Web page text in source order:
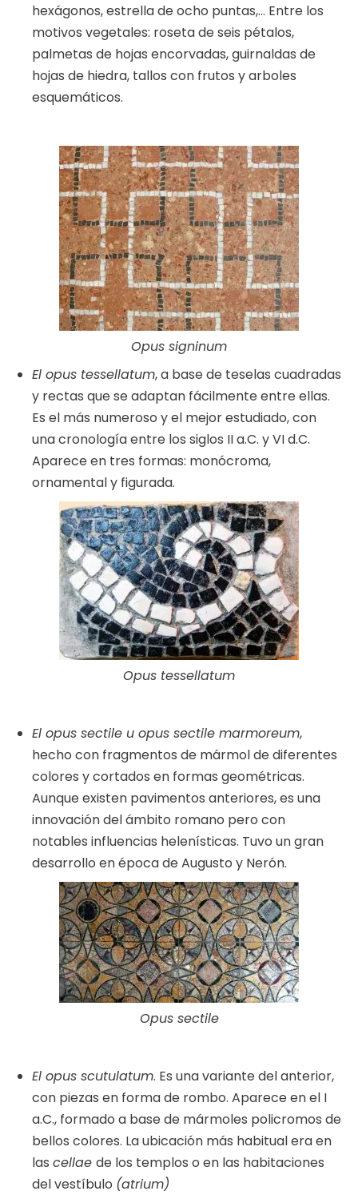
hexágonos, estrella de ocho puntas,… Entre los
motivos vegetales: roseta de seis pétalos,
palmetas de hojas encorvadas, guirnaldas de
hojas de hiedra, tallos con frutos y arboles
esquemáticos.
Opus signinum
El opus tessellatum, a base de teselas cuadradas
y rectas que se adaptan fácilmente entre ellas.
Es el más numeroso y el mejor estudiado, con
una cronología entre los siglos II a.C. y VI d.C.
Aparece en tres formas: monócroma,
ornamental y figurada.
Opus tessellatum
El opus sectile u opus sectile marmoreum,
hecho con fragmentos de mármol de diferentes
colores y cortados en formas geométricas.
Aunque existen pavimentos anteriores, es una
innovación del ámbito romano pero con
notables influencias helenísticas. Tuvo un gran
desarrollo en época de Augusto y Nerón.
Opus sectile
El opus scutulatum. Es una variante del anterior,
con piezas en forma de rombo. Aparece en el I
a.C., formado a base de mármoles policromos de
bellos colores. La ubicación más habitual era en
las cellae de los templos o en las habitaciones
del vestíbulo (atrium)